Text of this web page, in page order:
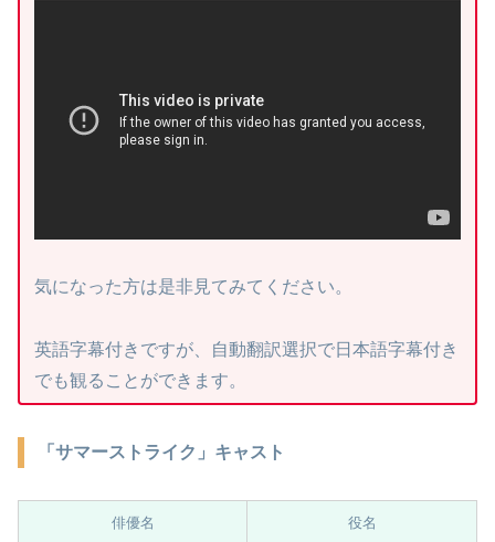
気になった方は是非見てみてください。
英語字幕付きですが、自動翻訳選択で日本語字幕付き
でも観ることができます。
「サマーストライク」キャスト
俳優名 役名